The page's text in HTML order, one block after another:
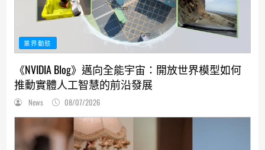
業界動態
《NVIDIA Blog》邁向全能宇宙：開放世界模型如何
推動實體人工智慧的前沿發展
News 08/07/2026